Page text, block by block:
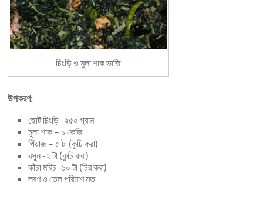
চিংড়ি ও মুলা শাক ভাজি
উপকরণ:
ছোট চিংড়ি -২৫০ গ্রাম
মুলা শাক – ১ কেজি
পিঁয়াজ – ৫ টা (কুচি করা)
রসুন -২ টা (কুচি করা)
কাঁচা মরিচ -১০ টা (চির করা)
লবণ ও তেল পরিমাণ মত